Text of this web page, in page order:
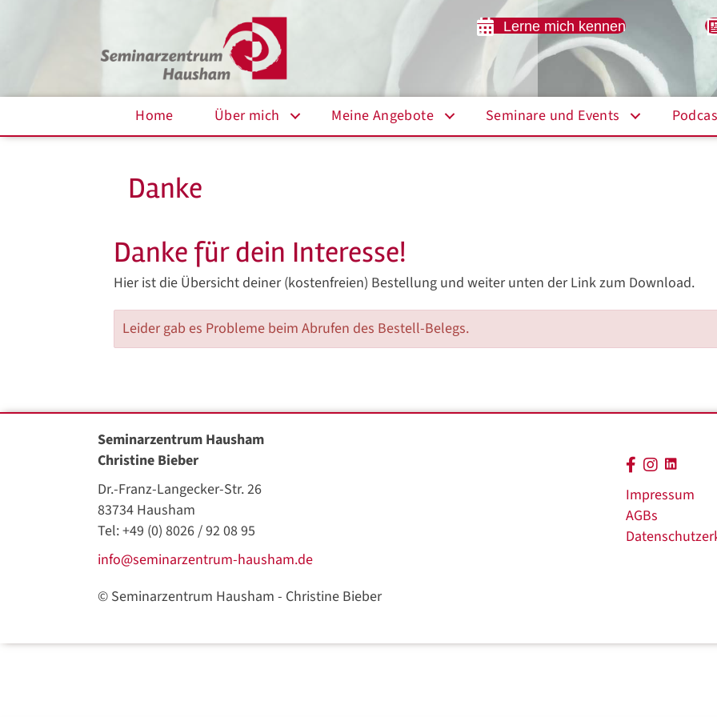
Lerne mich kennen
Home Über mich Meine Angebote Seminare und Events
Danke
Danke für dein Interesse!
Hier ist die Übersicht deiner (kostenfreien) Bestellung und weiter unten der Link zum Download.
Leider gab es Probleme beim Abrufen des Bestell-Belegs.
Seminarzentrum Hausham
Christine Bieber
Dr.-Franz-Langecker-Str. 26
83734 Hausham
Tel: +49 (0) 8026 / 92 08 95
info@seminarzentrum-hausham.de
© Seminarzentrum Hausham - Christine Bieber
Facebook
Instagram
Impressum
AGBs